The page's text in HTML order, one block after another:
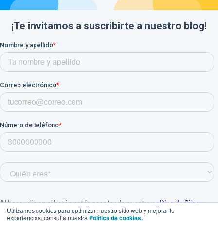
Utilizamos cookies para optimizar nuestro sitio web y mejorar tu
experiencias, consulta nuestra Política de cookies.